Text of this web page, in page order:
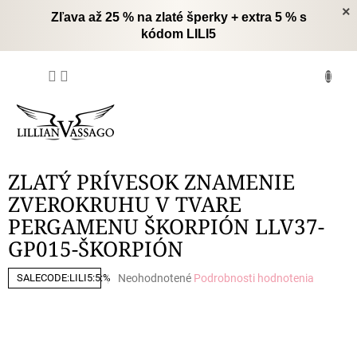
×
Zľava až 25 % na zlaté šperky + extra 5 % s
kódom LILI5
ZLATÝ PRÍVESOK ZNAMENIE
ZVEROKRUHU V TVARE
PERGAMENU ŠKORPIÓN LLV37-
GP015-ŠKORPIÓN
SALECODE:LILI5:5:%
Priemerné
Neohodnotené Podrobnosti hodnotenia